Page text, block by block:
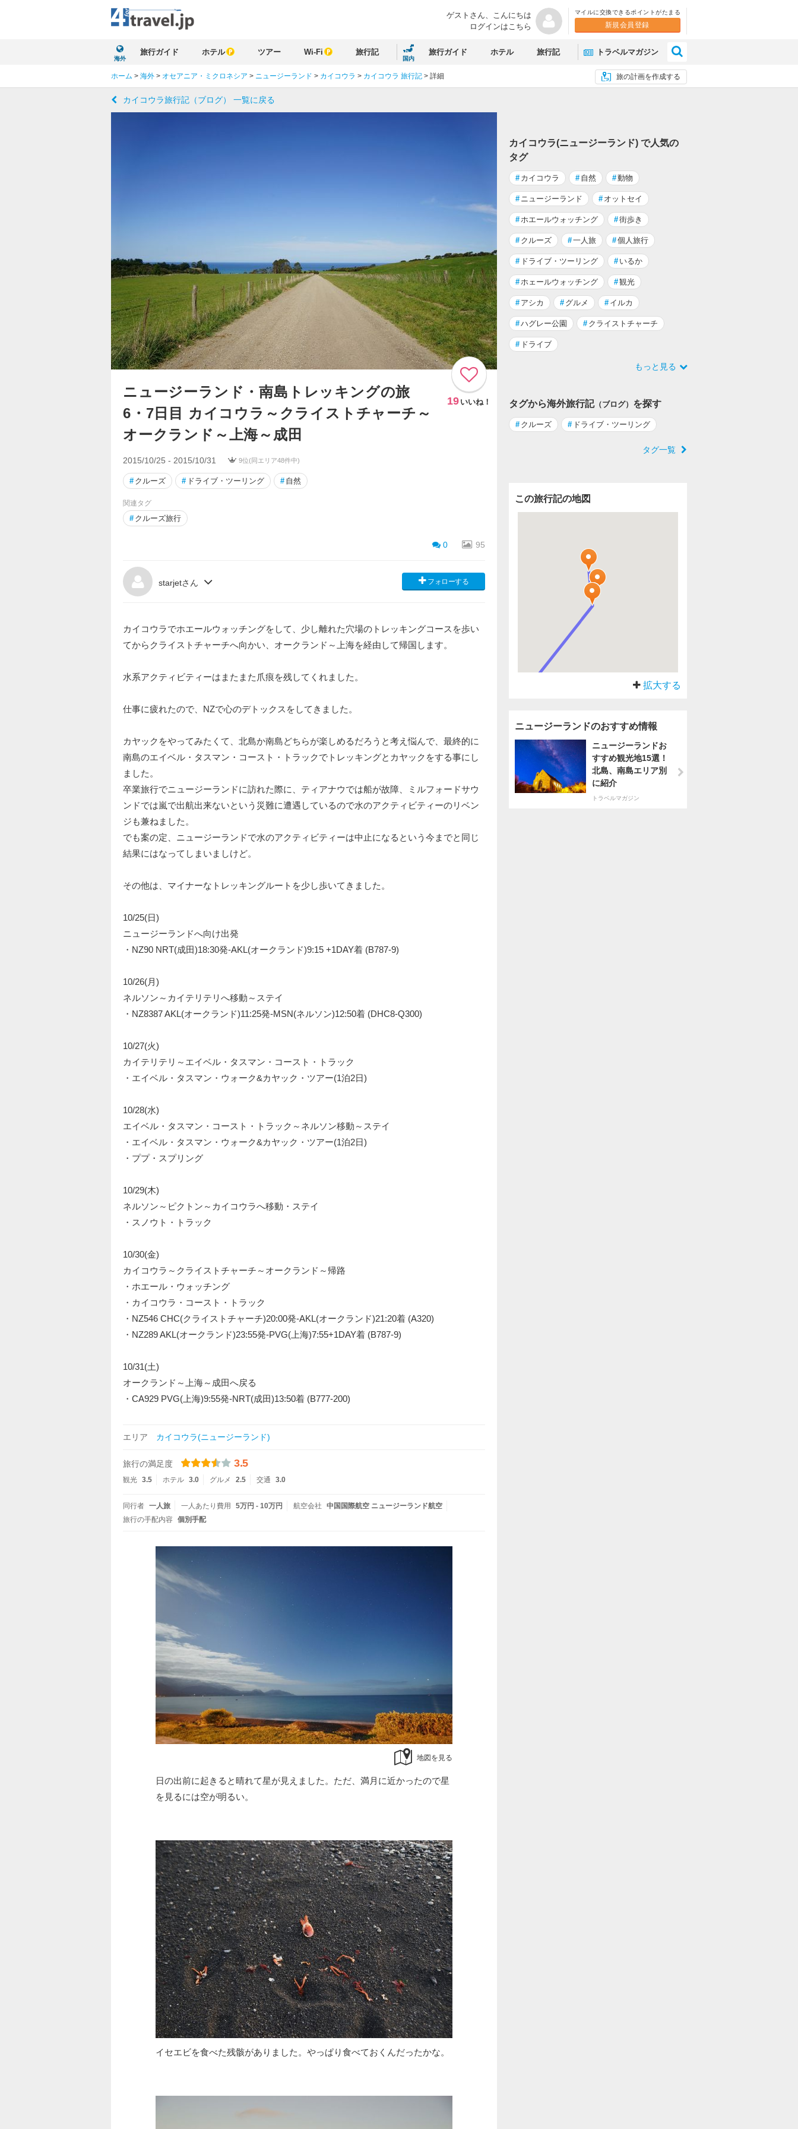
ゲストさん、 こんにちは
ログインはこちら
マイルに交換できるポイントがたまる
新規会員登録
海外
旅行ガイド ホテル ツアー Wi-Fi 旅行記
国内
旅行ガイド ホテル 旅行記 トラベルマガジン
旅の計画を作成する
ホーム > 海外 > オセアニア・ミクロネシア > ニュージーランド > カイコウラ > カイコウラ 旅行記 > 詳細
カイコウラ旅行記（ブログ） 一覧に戻る
ニュージーランド・南島トレッキングの旅
6・7日目 カイコウラ～クライストチャーチ～
オークランド～上海～成田
19 いいね！
2015/10/25 - 2015/10/31 9位(同エリア48件中)
# クルーズ # ドライブ・ツーリング # 自然
関連タグ
# クルーズ旅行
0 95
starjetさん フォローする
カイコウラでホエールウォッチングをして、少し離れた穴場のトレッキングコースを歩い
てからクライストチャーチへ向かい、オークランド～上海を経由して帰国します。
水系アクティビティーはまたまた爪痕を残してくれました。
仕事に疲れたので、NZで心のデトックスをしてきました。
カヤックをやってみたくて、北島か南島どちらが楽しめるだろうと考え悩んで、最終的に
南島のエイベル・タスマン・コースト・トラックでトレッキングとカヤックをする事にし
ました。
卒業旅行でニュージーランドに訪れた際に、ティアナウでは船が故障、ミルフォードサウ
ンドでは嵐で出航出来ないという災難に遭遇しているので水のアクティビティーのリベン
ジも兼ねました。
でも案の定、ニュージーランドで水のアクティビティーは中止になるという今までと同じ
結果にはなってしまいましけど。
その他は、マイナーなトレッキングルートを少し歩いてきました。
10/25(日)
ニュージーランドへ向け出発
・NZ90 NRT(成田)18:30発-AKL(オークランド)9:15 +1DAY着 (B787-9)
10/26(月)
ネルソン～カイテリテリへ移動～ステイ
・NZ8387 AKL(オークランド)11:25発-MSN(ネルソン)12:50着 (DHC8-Q300)
10/27(火)
カイテリテリ～エイベル・タスマン・コースト・トラック
・エイベル・タスマン・ウォーク&カヤック・ツアー(1泊2日)
10/28(水)
エイベル・タスマン・コースト・トラック～ネルソン移動～ステイ
・エイベル・タスマン・ウォーク&カヤック・ツアー(1泊2日)
・ププ・スプリング
10/29(木)
ネルソン～ピクトン～カイコウラへ移動・ステイ
・スノウト・トラック
10/30(金)
カイコウラ～クライストチャーチ～オークランド～帰路
・ホエール・ウォッチング
・カイコウラ・コースト・トラック
・NZ546 CHC(クライストチャーチ)20:00発-AKL(オークランド)21:20着 (A320)
・NZ289 AKL(オークランド)23:55発-PVG(上海)7:55+1DAY着 (B787-9)
10/31(土)
オークランド～上海～成田へ戻る
・CA929 PVG(上海)9:55発-NRT(成田)13:50着 (B777-200)
エリア カイコウラ(ニュージーランド)
旅行の満足度 3.5
観光 3.5 ホテル 3.0 グルメ 2.5 交通 3.0
同行者 一人旅 一人あたり費用 5万円 - 10万円 航空会社
中国国際航空 ニュージーランド航空
旅行の手配内容
個別手配
地図を見る
日の出前に起きると晴れて星が見えました。ただ、満月に近かったので星
を見るには空が明るい。
イセエビを食べた残骸がありました。やっぱり食べておくんだったかな。
カイコウラ(ニュージーランド) で人気の
タグ
# カイコウラ # 自然 #動物
# ニュージーランド # オットセイ
#ホエールウォッチング #街歩き
# クルーズ #一人旅 #個人旅行
# ドライブ・ツーリング # いるか
#ホェールウォッチング #観光
# アシカ # グルメ # イルカ
#ハグレー公園 # クライストチャーチ
# ドライブ
もっと見る
タグから海外旅行記（ブログ） を探す
# クルーズ # ドライブ・ツーリング
タグ一覧
この旅行記の地図
拡大する
ニュージーランドのおすすめ情報
ニュージーランドお
すすめ観光地15選！
北島、南島エリア別
に紹介
トラベルマガジン